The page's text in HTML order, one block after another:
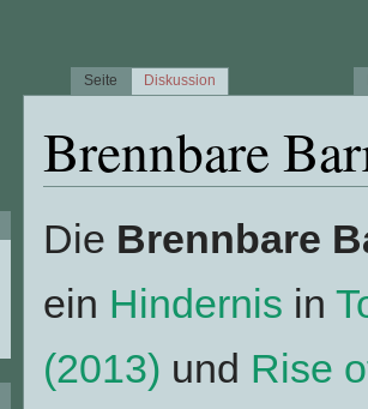
Brennbare
Die Brennbare
ein Hindernis in
(2013) und Rise
Seite Diskussion